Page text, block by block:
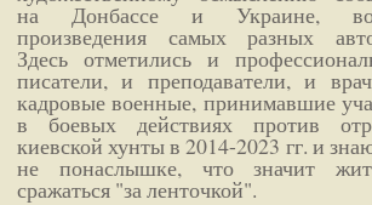
на Донбассе и Украине,
произведения самых разных
Здесь отметились и
писатели, и преподаватели, и
кадровые военные, принимавшие
в боевых действиях против
киевской хунты в 2014-2023 гг. и
не понаслышке, что значит
сражаться "за ленточкой".